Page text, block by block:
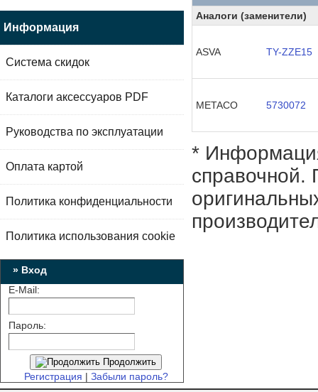
Аналоги (заменители)
ASVA TY-ZZE15
METACO 5730072
*
справочной.
Информация
Система скидок
Каталоги аксессуаров PDF
Руководства по эксплуатации
Оплата картой
Политика конфиденциальности
Политика использования cookie
» Вход
E-Mail:
Пароль:
Продолжить
Регистрация | Забыли пароль?